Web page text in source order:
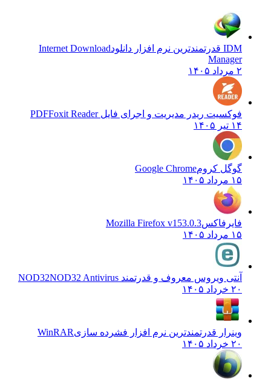
IDM قدرتمندترین نرم افزار دانلود
Internet Download
Manager
۲ مرداد ۱۴۰۵
فوکسیت ریدر مدیریت و اجرای فایل PDFFoxit Reader
۱۴ تیر ۱۴۰۵
گوگل کرومGoogle Chrome
۱۵ مرداد ۱۴۰۵
فایرفاکسMozilla Firefox v153.0.3
۱۵ مرداد ۱۴۰۵
آنتی ویروس معروف و قدرتمند NOD32 NOD32 Antivirus
۲۰ خرداد ۱۴۰۵
وینرار قدرتمندترین نرم افزار فشرده سازیWinRAR
۲۰ خرداد ۱۴۰۵